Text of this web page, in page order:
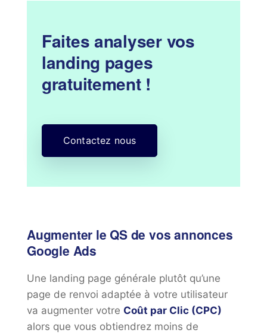
Faites analyser vos
landing pages
gratuitement !
Contactez nous
Augmenter le QS de vos annonces
Google Ads
Une landing page générale plutôt qu’une
page de renvoi adaptée à votre utilisateur
va augmenter votre Coût par Clic (CPC)
alors que vous obtiendrez moins de